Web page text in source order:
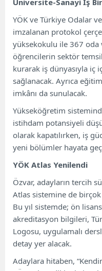
Üniversite-Sanayi İş
YÖK ve Türkiye Odalar
imzalanan protokol
yüksekokulu ile 367 oda
öğrencilerin sektör
kurarak iş dünyasıyla iç
sağlanacak. Ayrıca
imkânı da sunulacak.
Yükseköğretim
istihdam potansiyeli
olarak kapatılırken, iş
yeni bölümler hayata
YÖK Atlas Yenilendi
Özvar, adayların tercih
Atlas sistemine de
Bu yıl sistemde; ön
akreditasyon bilgileri,
Logosu, uygulamalı
detay yer alacak.
Adaylara hitaben,